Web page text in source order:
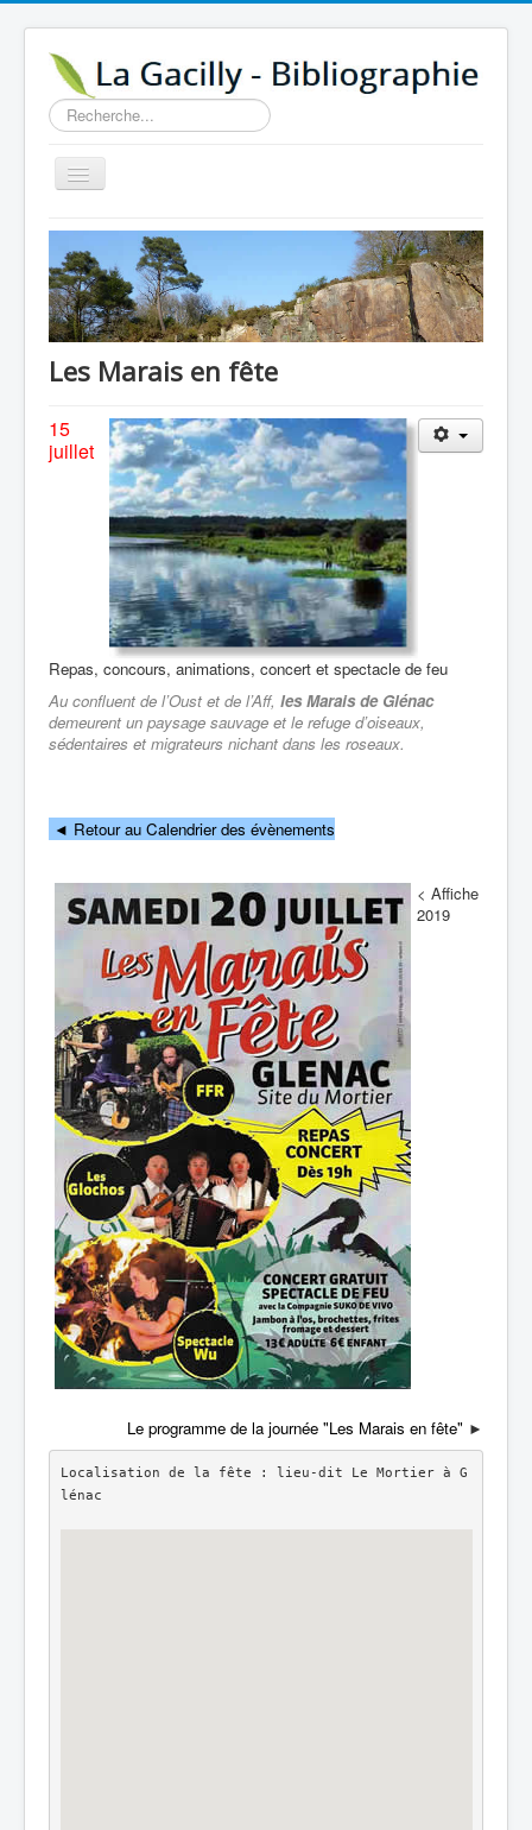
Rechercher
Basculer
la
Accueil
14e au 18e siècle
Sources
Aide
Contactez-nous
A propos
Les Marais en fête
15
juillet
Repas, concours, animations, concert et spectacle de feu
Au confluent de l’Oust et de l’Aff, les Marais de Glénac
demeurent un paysage sauvage et le refuge d’oiseaux,
sédentaires et migrateurs nichant dans les roseaux.
◄ Retour au Calendrier des évènements
< Affiche
2019
Le programme de la journée "Les Marais en fête" ►
Localisation de la fête : lieu-dit Le Mortier à G
lénac